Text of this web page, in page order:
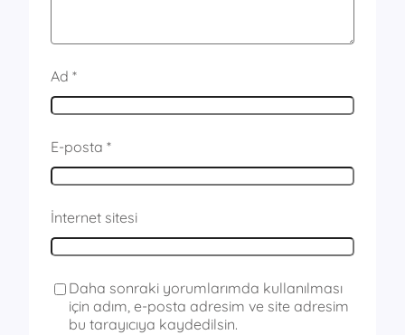
Ad *
E-posta *
İnternet sitesi
Daha sonraki yorumlarımda kullanılması
için adım, e-posta adresim ve site adresim
bu tarayıcıya kaydedilsin.